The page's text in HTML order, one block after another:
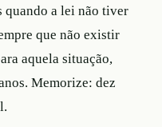
quando a lei não tiver
que não existir
aquela situação,
Memorize: dez